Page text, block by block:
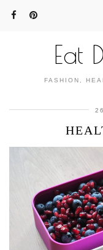
Eat
FASHION,